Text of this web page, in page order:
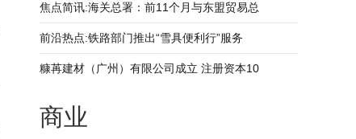
焦点简讯:海关总署：前11个月与东盟贸易总
前沿热点:铁路部门推出“雪具便利行”服务
糠苒建材（广州）有限公司成立 注册资本10
商业